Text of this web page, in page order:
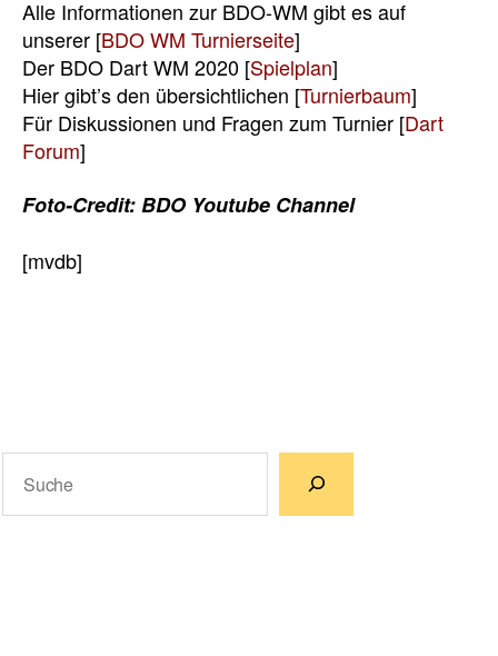
Alle Informationen zur BDO-WM gibt es auf
unserer [BDO WM Turnierseite]
Der BDO Dart WM 2020 [Spielplan]
Hier gibt’s den übersichtlichen [Turnierbaum]
Für Diskussionen und Fragen zum Turnier [Dart
Forum]
Foto-Credit:BDO Youtube Channel
[mvdb]